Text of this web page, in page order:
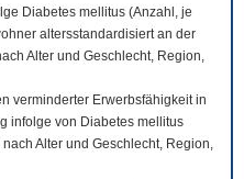
Diabetes mellitus (Anzahl, je
altersstandardisiert an der
Alter und Geschlecht, Region,
verminderter Erwerbsfähigkeit in
infolge von Diabetes mellitus
Alter und Geschlecht, Region,